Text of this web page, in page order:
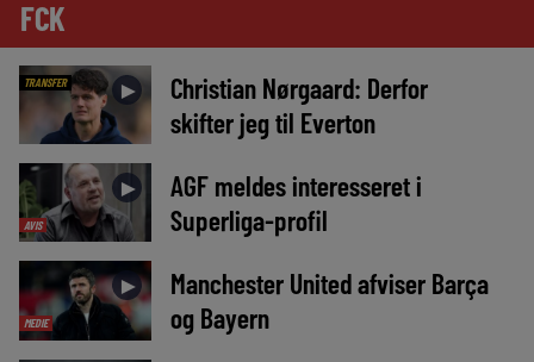
FCK
TRANSFER ►
Christian Nørgaard: Derfor
skifter jeg til Everton
AVIS
►
AGF meldes interesseret i
Superliga-profil
MEDIE
►
Manchester United afviser Barça
og Bayern